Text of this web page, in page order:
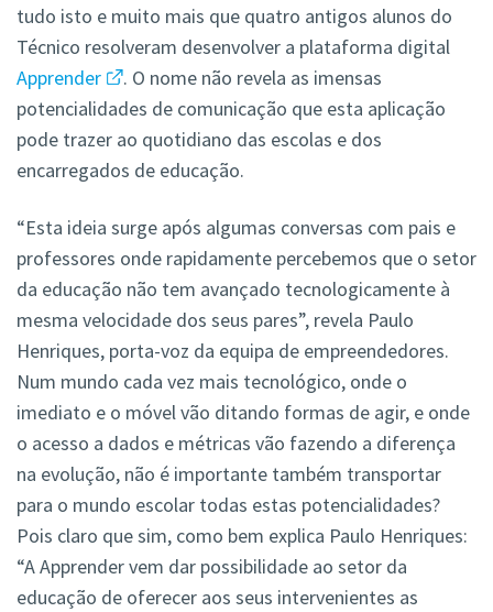
tudo isto e muito mais que quatro antigos alunos do
Técnico resolveram desenvolver a plataforma digital
Apprender
. O nome não revela as imensas
potencialidades de comunicação que esta aplicação
pode trazer ao quotidiano das escolas e dos
encarregados de educação.
“Esta ideia surge após algumas conversas com pais e
professores onde rapidamente percebemos que o setor
da educação não tem avançado tecnologicamente à
mesma velocidade dos seus pares”, revela Paulo
Henriques, porta-voz da equipa de empreendedores.
Num mundo cada vez mais tecnológico, onde o
imediato e o móvel vão ditando formas de agir, e onde
o acesso a dados e métricas vão fazendo a diferença
na evolução, não é importante também transportar
para o mundo escolar todas estas potencialidades?
Pois claro que sim, como bem explica Paulo Henriques:
“A Apprender vem dar possibilidade ao setor da
educação de oferecer aos seus intervenientes as